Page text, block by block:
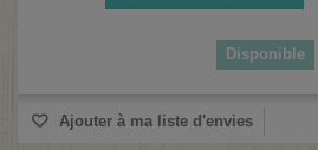
Disponible
Ajouter à ma liste d'envies